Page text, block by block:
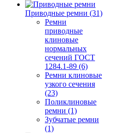
Приводные ремни (31)
Ремни
приводные
клиновые
нормальных
сечений ГОСТ
1284.1-89 (6)
Ремни клиновые
узкого сечения
(23)
Поликлиновые
ремни (1)
Зубчатые ремни
(1)